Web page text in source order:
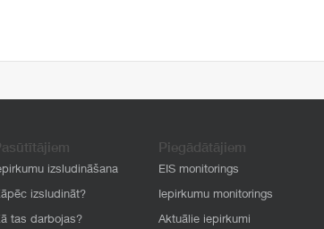
izsludināšana
izsludināt?
tas darbojas?
Piegādātājiem
EIS monitorings
Iepirkumu monitorings
Aktuālie iepirkumi